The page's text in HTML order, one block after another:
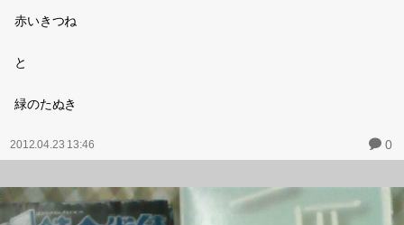
赤いきつね
と
緑のたぬき
2012.04.23 13:46 0